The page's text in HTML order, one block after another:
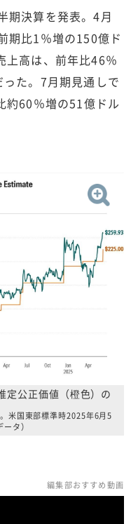
期決算を発表。4月
期比1％増の150億ド
上高は、前年比46％
た。7月期見通しで
約60％増の51億ドル
定公正価値（橙色）の
米国東部標準時2025年6月5
タ）
編集部おすすめ動画